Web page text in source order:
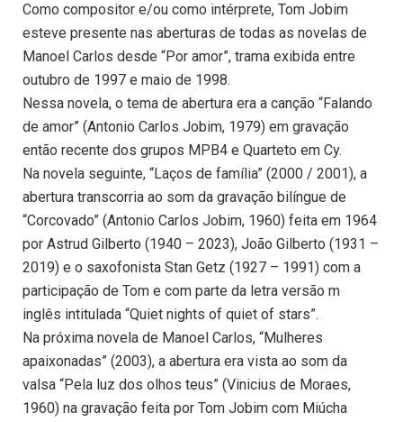
Como compositor e/ou como intérprete, Tom Jobim
esteve presente nas aberturas de todas as novelas de
Manoel Carlos desde “Por amor”, trama exibida entre
outubro de 1997 e maio de 1998.
Nessa novela, o tema de abertura era a canção “Falando
de amor” (Antonio Carlos Jobim, 1979) em gravação
então recente dos grupos MPB4 e Quarteto em Cy.
Na novela seguinte, “Laços de família” (2000 / 2001), a
abertura transcorria ao som da gravação bilíngue de
“Corcovado” (Antonio Carlos Jobim, 1960) feita em 1964
por Astrud Gilberto (1940 – 2023), João Gilberto (1931 –
2019) e o saxofonista Stan Getz (1927 – 1991) com a
participação de Tom e com parte da letra versão m
inglês intitulada “Quiet nights of quiet of stars”.
Na próxima novela de Manoel Carlos, “Mulheres
apaixonadas” (2003), a abertura era vista ao som da
valsa “Pela luz dos olhos teus” (Vinicius de Moraes,
1960) na gravação feita por Tom Jobim com Miúcha